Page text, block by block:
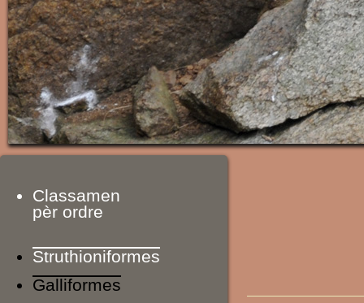
Classamen
pèr ordre
Struthioniformes
Galliformes